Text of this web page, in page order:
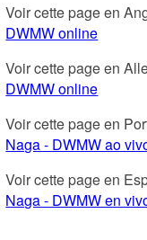
Voir cette page en
DWMW online
Voir cette page en
DWMW online
Voir cette page en
Naga - DWMW ao
Voir cette page en
Naga - DWMW en